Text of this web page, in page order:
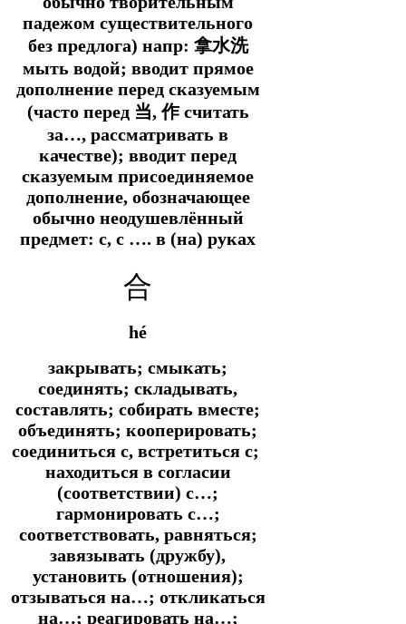
падежом существительного
без предлога) напр: 拿水洗
мыть водой; вводит прямое
дополнение перед сказуемым
(часто перед 当, 作 считать
за…, рассматривать в
качестве); вводит перед
сказуемым присоединяемое
дополнение, обозначающее
обычно неодушевлённый
предмет: с, с …. в (на) руках
合
hé
закрывать; смыкать;
соединять; складывать,
составлять; собирать вместе;
объединять; кооперировать;
соединиться с, встретиться с;
находиться в согласии
(соответствии) с…;
гармонировать с…;
соответствовать, равняться;
завязывать (дружбу),
установить (отношения);
отзываться на…; откликаться
на…; реагировать на…;